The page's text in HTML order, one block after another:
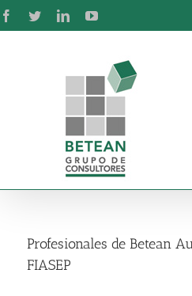
Skip
to
Facebook
TwitterLinkedInYouTube
Profesionales de Betean
FIASEP